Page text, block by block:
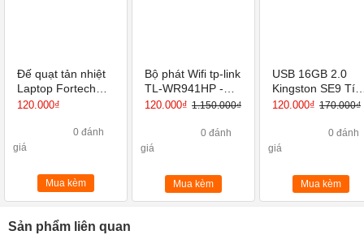
Đế quạt tản nhiệt
Laptop Fortech
F116
120.000₫
0 đánh
giá
Mua kèm
Bộ phát Wifi tp-link
TL-WR941HP -
Router Wi-Fi
120.000₫ 1.150.000₫
0 đánh
giá
Mua kèm
USB 16GB 2.0
Kingston SE9
hợp Mini
120.000₫ 170.000₫
0 đánh
giá
Mua kèm
Sản phẩm liên quan